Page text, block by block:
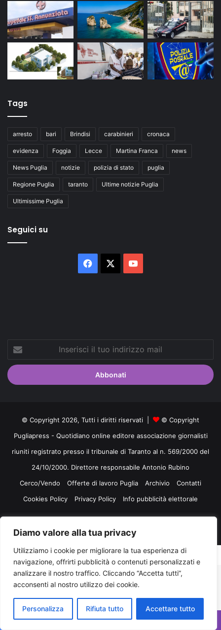
Diamo valore alla tua privacy
Utilizziamo i cookie per migliorare la tua esperienza di
navigazione, offrirti pubblicità o contenuti personalizzati e
analizzare il nostro traffico. Cliccando “Accetta tutti”,
acconsenti al nostro utilizzo dei cookie.
Personalizza Rifiuta tutto Accettare tutto
Tags
arresto bari Brindisi carabinieri cronaca
evidenza Foggia Lecce Martina Franca news
News Puglia notizie polizia di stato puglia
Regione Puglia taranto Ultime notizie Puglia
Ultimissime Puglia
Seguici su
Facebook You
tuo
indirizzo
mail
© Copyright 2026, Tutti i diritti riservati |
© Copyright
Pugliapress - Quotidiano online editore associazione giornalisti
riuniti registrato presso il tribunale di Taranto al n. 569/2000 del
24/10/2000. Direttore responsabile Antonio Rubino
Cerco/Vendo
Offerte di lavoro Puglia Archivio
Contatti
Cookies Policy
Privacy Policy Info pubblicità elettorale
Tube